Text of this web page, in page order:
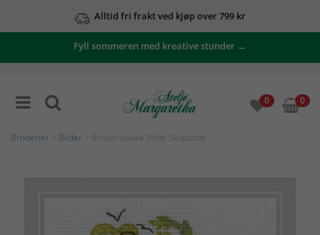
Alltid fri frakt ved kjøp over 799 kr
Fyll sommeren med kreative stunder →
0 0
Broderier Bilder > Broderipakke Bilde Skilpadde